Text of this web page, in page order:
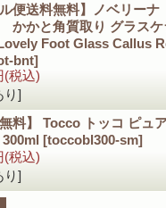
ル便送料無料】ノベリー
かかと角質取り グラスケ
Foot Glass Callus
bnt]
(税込)
り]
無料】 Tocco トッコ ピュ
[toccobl300-sm]
(税込)
り]